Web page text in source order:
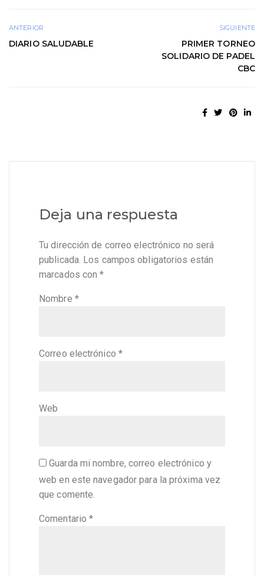
ANTERIOR
DIARIO SALUDABLE
SIGUIENTE
PRIMER TORNEO
SOLIDARIO DE PADEL
CBC
Deja una respuesta
Tu dirección de correo electrónico no será
publicada. Los campos obligatorios están
marcados con*
Nombre *
Correo electrónico *
Web
Guarda mi nombre, correo electrónico y
web en este navegador para la próxima vez
que comente.
Comentario*